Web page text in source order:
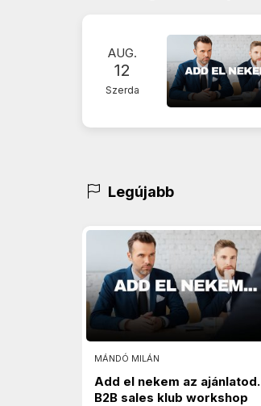
AUG.
12
Szerda
Legújabb
MÁNDÓ MILÁN
Add el nekem az ajánlatod.
B2B sales klub workshop